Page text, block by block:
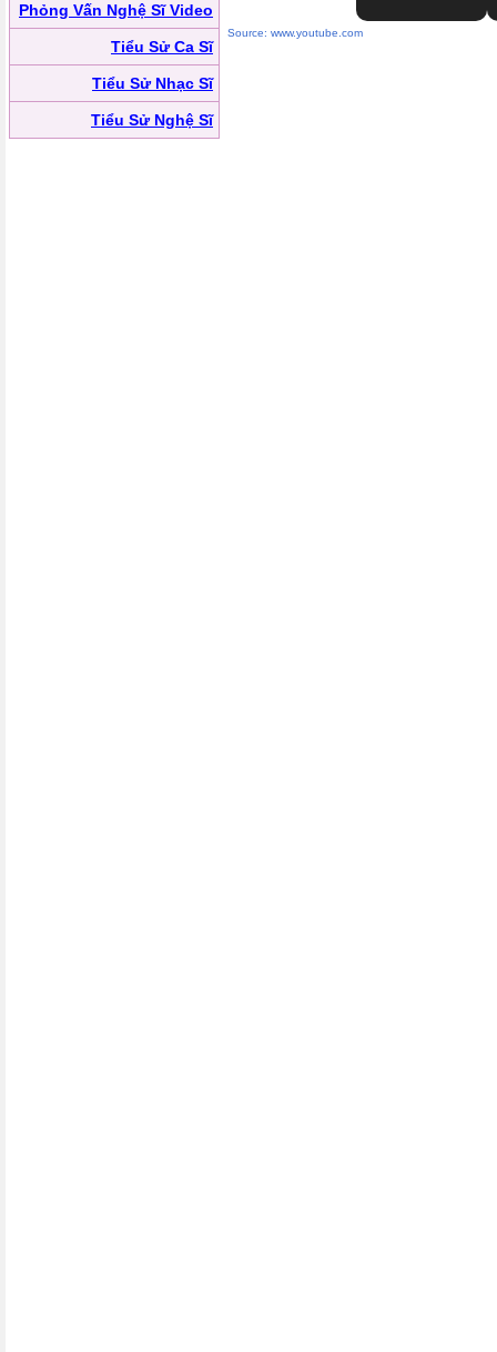
Phỏng Vấn Nghệ Sĩ Video
Tiểu Sử Ca Sĩ
Tiểu Sử Nhạc Sĩ
Tiểu Sử Nghệ Sĩ
Source: www.youtube.com